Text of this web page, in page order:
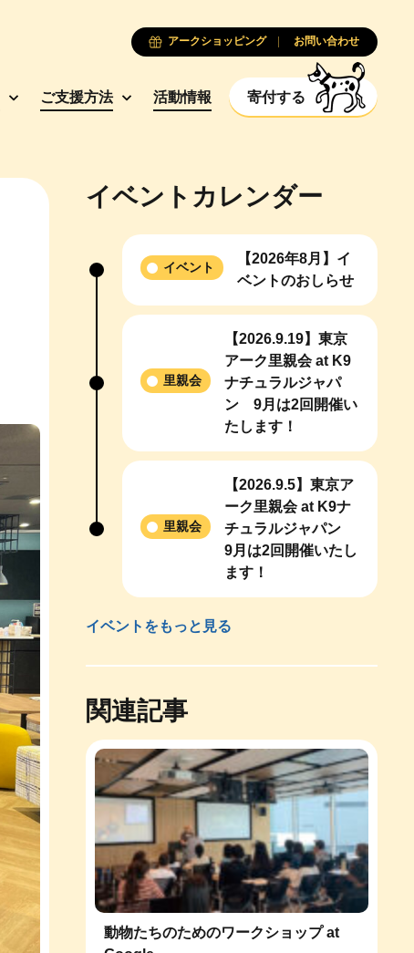
ご支援方法 活動情報 寄付する
アークショッピング お問い合わせ
イベントカレンダー
【2026年8月】イ
ベントのおしらせ
イベント
【2026.9.19】東京
アーク里親会 at K9
ナチュラルジャパ
ン 9月は2回開催い
たします！
里親会
【2026.9.5】東京ア
ーク里親会 at K9ナ
チュラルジャパン
9月は2回開催いたし
ます！
里親会
イベントをもっと見る
関連記事
動物たちのためのワークショップ at